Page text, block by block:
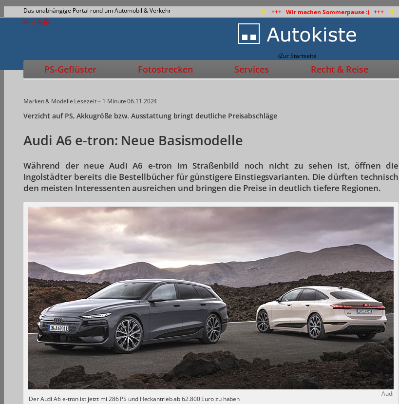
Das unabhängige Portal rund um Automobil & Verkehr +++ Wir machen Sommerpause :) +++
Zur Startseite
PS-Geflüster Fotostrecken Services Recht & Reise
Marken & Modelle Lesezeit ~ 1 Minute06.11.2024
Verzicht auf PS, Akkugröße bzw. Ausstattung bringt deutliche Preisabschläge
Audi A6 e-tron: Neue Basismodelle
Während der neue Audi A6 e-tron im Straßenbild noch nicht zu sehen ist, öffnen die
Ingolstädter bereits die Bestellbücher für günstigere Einstiegsvarianten. Die dürften technisch
den meisten Interessenten ausreichen und bringen die Preise in deutlich tiefere Regionen.
Audi
Der Audi A6 e-tron ist jetzt mi 286 PS und Heckantrieb ab 62.800 Euro zu haben